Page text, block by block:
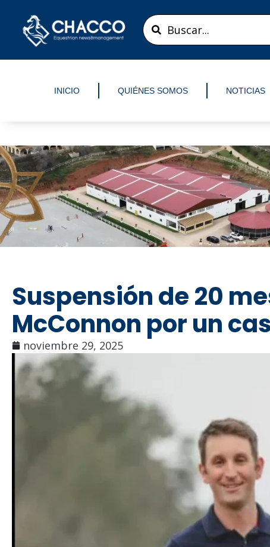
contenido
Search
...
INICIO QUIÉNES SOMOS NOTICIAS
Suspensión de 20
McConnon por un
noviembre 29, 2025